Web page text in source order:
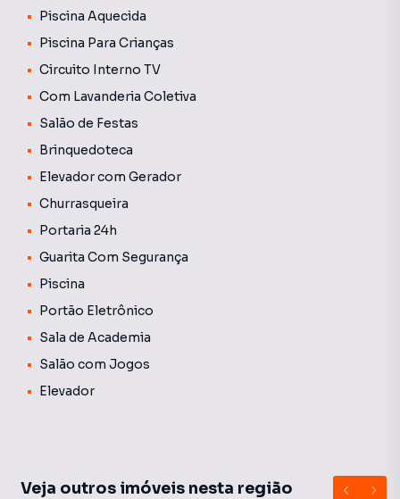
Um charmoso cantinho bar com iluminação embutida e
cristaleira planejada valoriza o living, criando um clima
Apartamento pronto para morar, com bom gosto em cada
detalhe e ótima localização no Terra Bonita, uma das
regiões mais desejadas da cidade.
Piscina Aquecida
Piscina Para Crianças
Circuito Interno TV
Com Lavanderia Coletiva
Salão de Festas
Brinquedoteca
Elevador com Gerador
Churrasqueira
Portaria 24h
Guarita Com Segurança
Piscina
Portão Eletrônico
Sala de Academia
Salão com Jogos
Elevador
Veja outros imóveis nesta região